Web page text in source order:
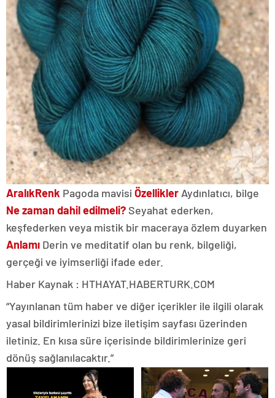
AralıkRenk Pagoda mavisi Özellikler Aydınlatıcı, bilge
Ne zaman dahil edilmeli? Seyahat ederken,
keşfederken veya mistik bir maceraya özlem duyarken
Anlamı Derin ve meditatif olan bu renk, bilgeliği,
gerçeği ve iyimserliği ifade eder.
Haber Kaynak : HTHAYAT.HABERTURK.COM
“Yayınlanan tüm haber ve diğer içerikler ile ilgili olarak
yasal bildirimlerinizi bize iletişim sayfası üzerinden
iletiniz. En kısa süre içerisinde bildirimlerinize geri
dönüş sağlanılacaktır.”